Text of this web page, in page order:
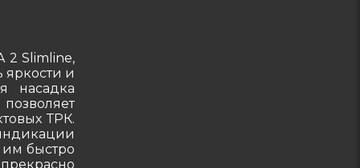
2 Slimline,
яркости и
насадка
ТРК.
быстро